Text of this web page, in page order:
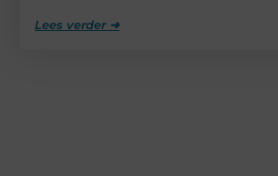
Lees verder ➜